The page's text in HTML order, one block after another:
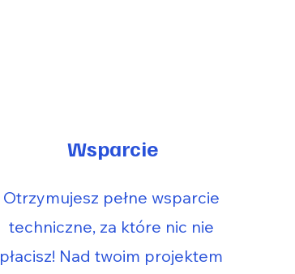
Wsparcie
Otrzymujesz pełne wsparcie
techniczne, za które nic nie
płacisz! Nad twoim projektem